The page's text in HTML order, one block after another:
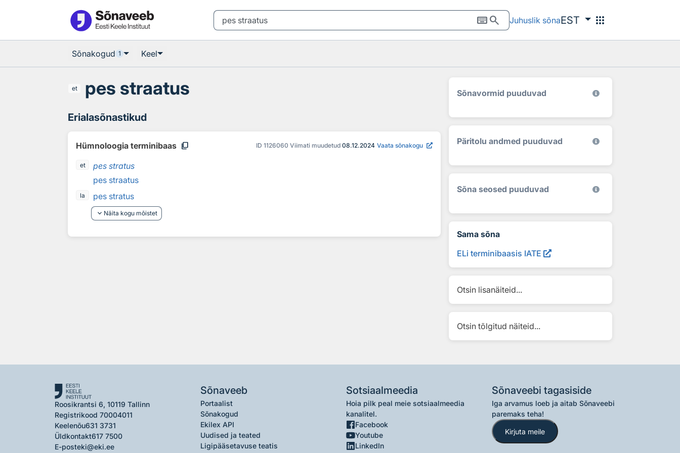
keyboardsearch Juhuslik sõnaEST apps
Sõnakogud 1 Keel
et pes straatus
Erialasõnastikud
Hümnoloogia terminibaas content_copy ID 1126060 Viimati muudetud 08.12.2024 Vaata sõnakogu
et
pes stratus
pes straatus
la
pes stratus
keyboard_arrow_down Näita kogu mõistet
Sõnavormid puuduvad
Päritolu andmed puuduvad
Sõna seosed puuduvad
Sama sõna
ELi terminibaasis IATE
Otsin lisanäiteid...
Otsin tõlgitud näiteid...
Roosikrantsi 6, 10119 Tallinn
Registrikood 70004011
Keelenõu631 3731
Üldkontakt617 7500
E-posteki@eki.ee
Sõnaveeb
Portaalist
Sõnakogud
Ekilex API
Uudised ja teated
Ligipääsetavuse teatis
Sotsiaalmeedia
Hoia pilk peal meie sotsiaalmeedia
kanalitel.
Facebook
Youtube
LinkedIn
Sõnaveebi tagasiside
Iga arvamus loeb ja aitab Sõnaveebi
paremaks teha!
Kirjuta meile